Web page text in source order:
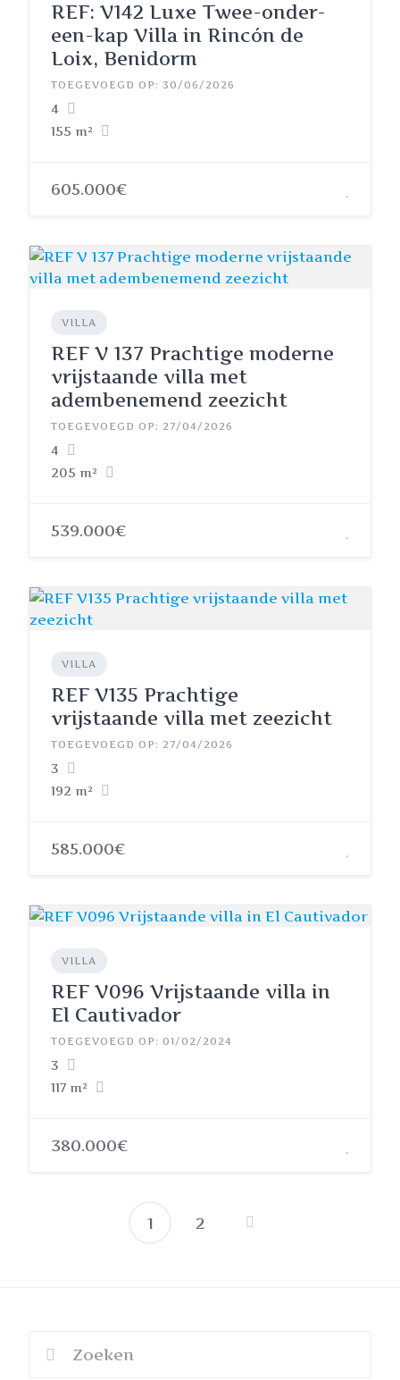
REF: V142 Luxe Twee-onder-
een-kap Villa in Rincón de
Loix, Benidorm
TOEGEVOEGD OP: 30/06/2026
4
155 m²
605.000€
VILLA
REF V 137 Prachtige moderne
vrijstaande villa met
adembenemend zeezicht
TOEGEVOEGD OP: 27/04/2026
4
205 m²
539.000€
VILLA
REF V135 Prachtige
vrijstaande villa met zeezicht
TOEGEVOEGD OP: 27/04/2026
3
192 m²
585.000€
VILLA
REF V096 Vrijstaande villa in
El Cautivador
TOEGEVOEGD OP: 01/02/2024
3
117 m²
380.000€
Berichten
1 2